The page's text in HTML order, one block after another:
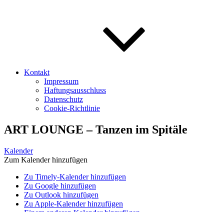
Kontakt
Impressum
Haftungsausschluss
Datenschutz
Cookie-Richtlinie
ART LOUNGE – Tanzen im Spitäle
Kalender
Zum Kalender hinzufügen
Zu Timely-Kalender hinzufügen
Zu Google hinzufügen
Zu Outlook hinzufügen
Zu Apple-Kalender hinzufügen